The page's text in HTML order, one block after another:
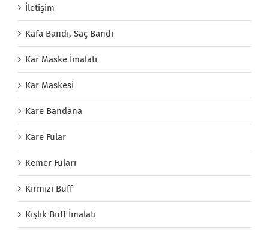
İletişim
Kafa Bandı, Saç Bandı
Kar Maske İmalatı
Kar Maskesi
Kare Bandana
Kare Fular
Kemer Fuları
Kırmızı Buff
Kışlık Buff İmalatı